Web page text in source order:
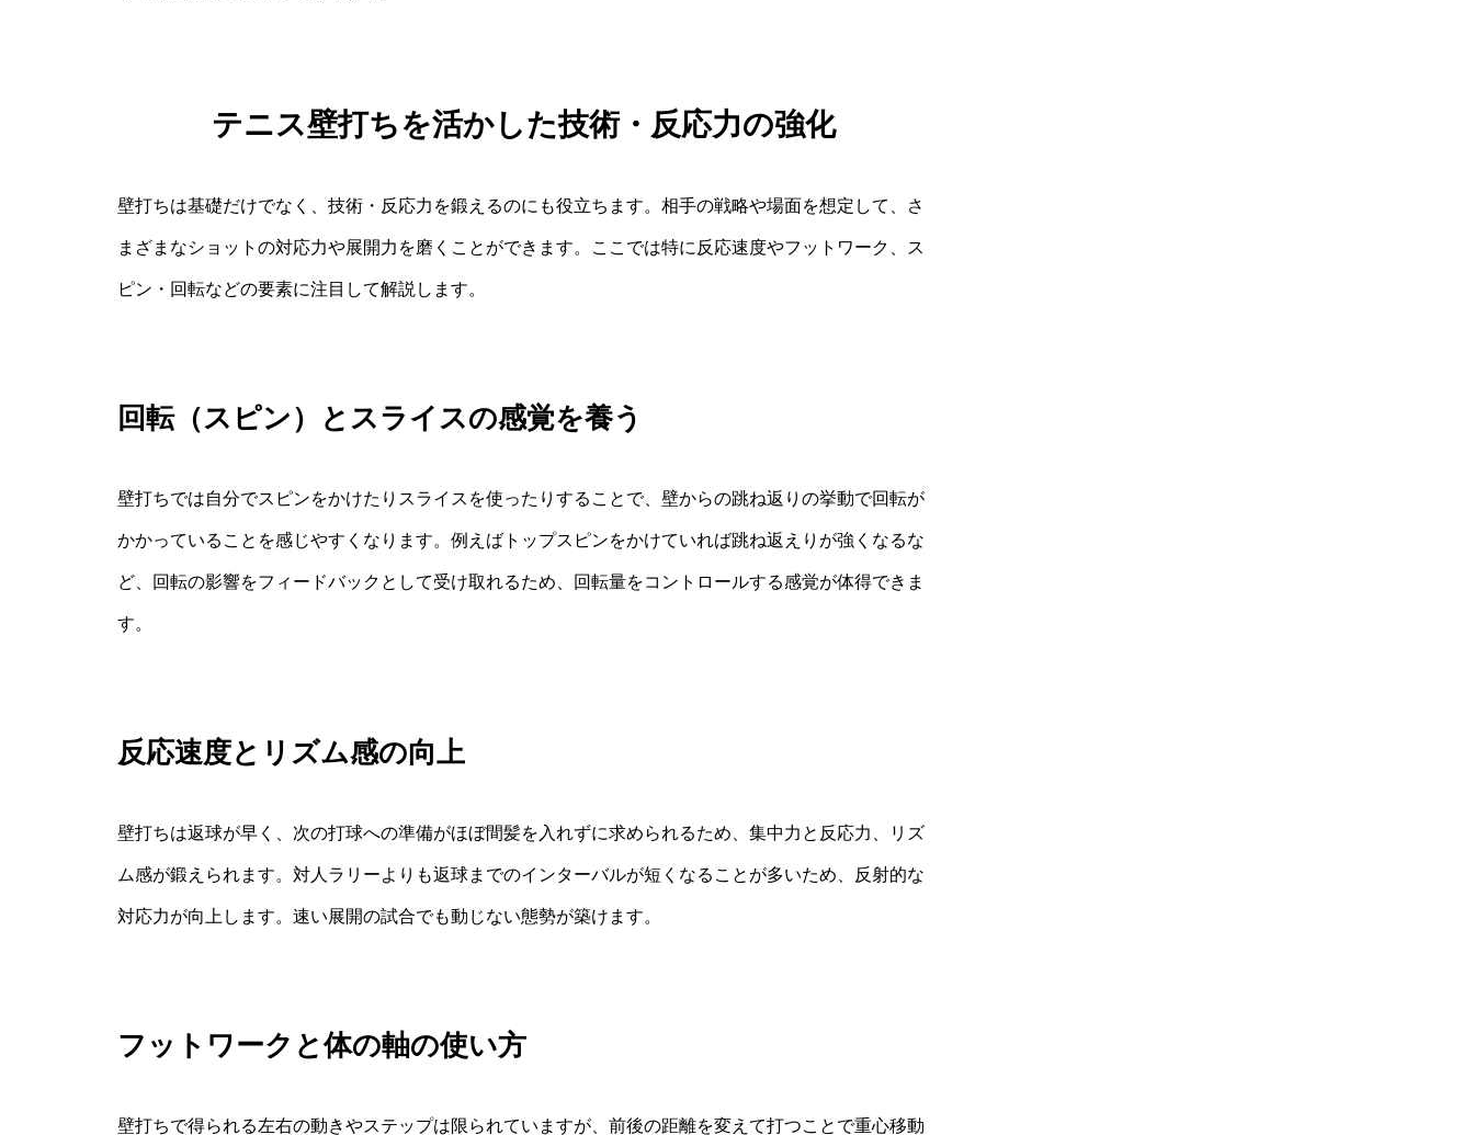
テニス壁打ちを活かした技術・反応力の強化
壁打ちは基礎だけでなく、技術・反応力を鍛えるのにも役立ちます。相手の戦略や場面を想定して、さ
まざまなショットの対応力や展開力を磨くことができます。ここでは特に反応速度やフットワーク、ス
ピン・回転などの要素に注目して解説します。
回転（スピン）とスライスの感覚を養う
壁打ちでは自分でスピンをかけたりスライスを使ったりすることで、壁からの跳ね返りの挙動で回転が
かかっていることを感じやすくなります。例えばトップスピンをかけていれば跳ね返えりが強くなるな
ど、回転の影響をフィードバックとして受け取れるため、回転量をコントロールする感覚が体得できま
す。
反応速度とリズム感の向上
壁打ちは返球が早く、次の打球への準備がほぼ間髪を入れずに求められるため、集中力と反応力、リズ
ム感が鍛えられます。対人ラリーよりも返球までのインターバルが短くなることが多いため、反射的な
対応力が向上します。速い展開の試合でも動じない態勢が築けます。
フットワークと体の軸の使い方
壁打ちで得られる左右の動きやステップは限られていますが、前後の距離を変えて打つことで重心移動